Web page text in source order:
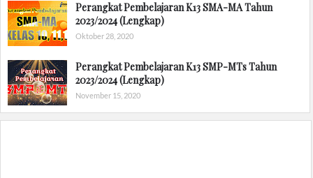
Perangkat Pembelajaran K13 SMA-MA Tahun
2023/2024 (Lengkap)
Oktober 28, 2020
Perangkat Pembelajaran K13 SMP-MTs Tahun
2023/2024 (Lengkap)
November 15, 2020